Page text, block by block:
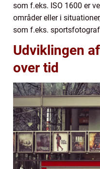
som f.eks. ISO 1600 er
områder eller i
som f.eks.
Udviklingen
over tid